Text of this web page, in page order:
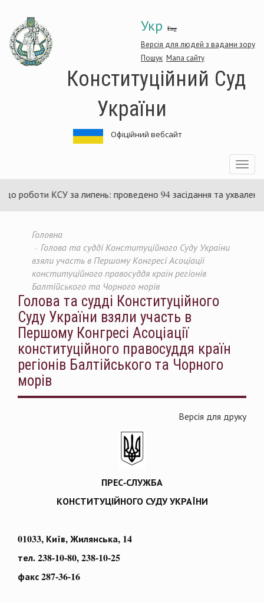
основного
матеріалу
Укр Eng
Версія для людей з вадами зору
Пошук Мапа сайту
Конституційний Суд
України
Офіційний вебсайт
Toggle
КСУ за липень: проведено 94 засідання та ухвалено 85 актів
Головна
Голова та судді Конституційного Суду України
взяли участь в Першому Конгресі Асоціації
конституційного правосуддя країн регіонів
Балтійського та Чорного морів
Голова та судді Конституційного
Суду України взяли участь в
Першому Конгресі Асоціації
конституційного правосуддя країн
регіонів Балтійського та Чорного
морів
Версія для друку
ПРЕС-СЛУЖБА
КОНСТИТУЦІЙНОГО СУДУ УКРАЇНИ
01033, Київ, Жилянська, 14
тел. 238-10-80, 238-10-25
факс 287-36-16